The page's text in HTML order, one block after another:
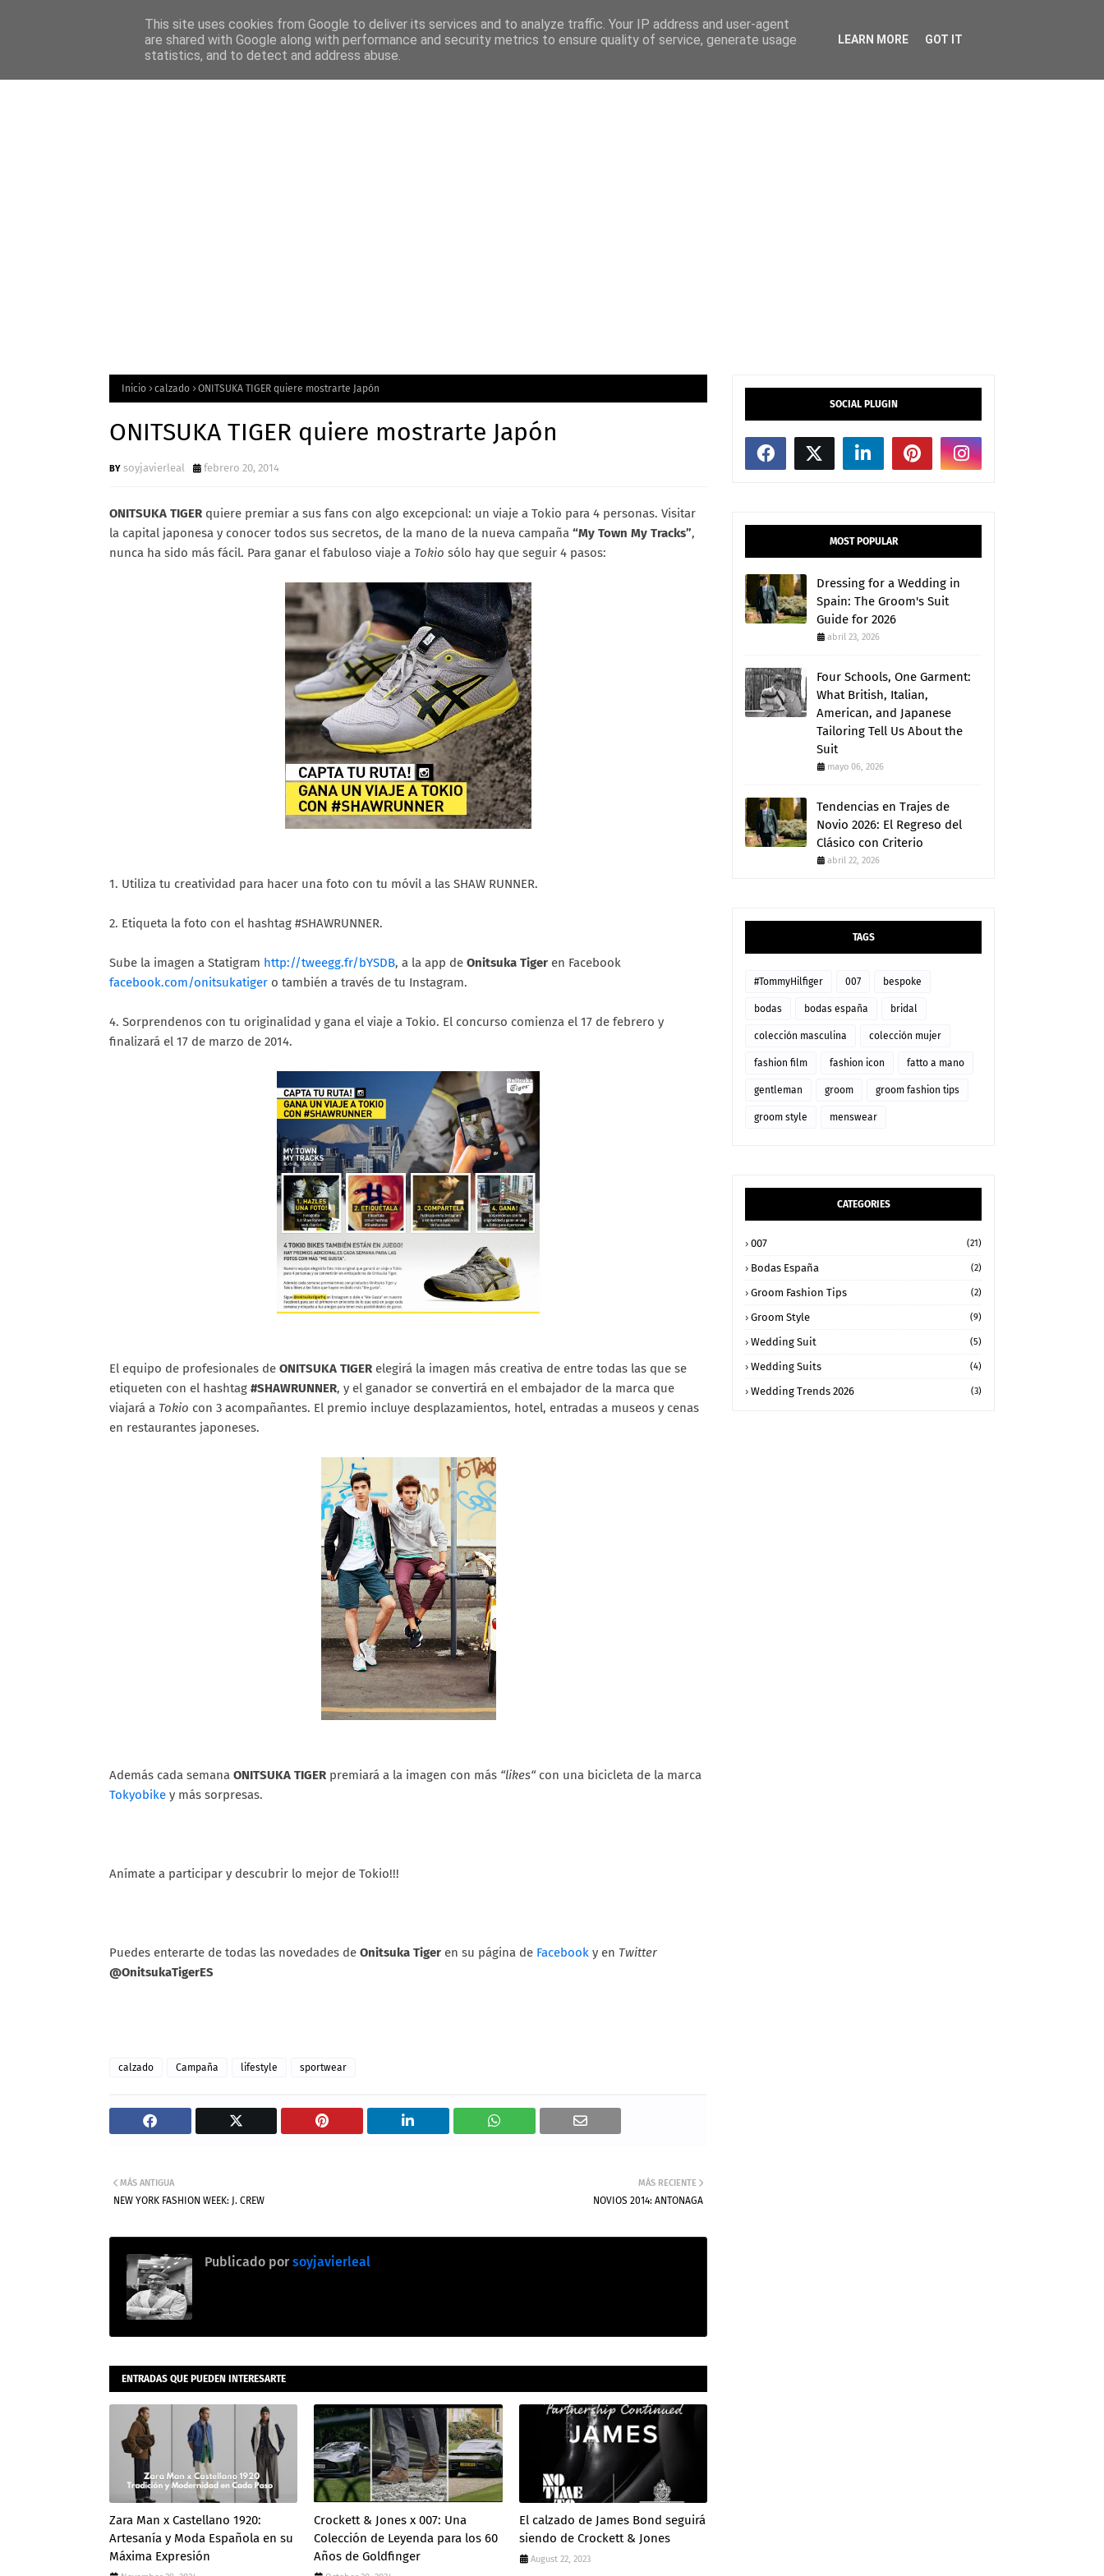
Home Features Menciones Mega Menu
Inicio calzado ONITSUKA TIGER quiere mostrarte Japón
ONITSUKA TIGER quiere mostrarte Japón
soyjavierleal febrero 20, 2014
ONITSUKA TIGER quiere premiar a sus fans con algo excepcional: un viaje a Tokio para 4 personas. Visitar
la capital japonesa y conocer todos sus secretos, de la mano de la nueva campaña “My Town My Tracks”,
nunca ha sido más fácil. Para ganar el fabuloso viaje a Tokio sólo hay que seguir 4 pasos:
1. Utiliza tu creatividad para hacer una foto con tu móvil a las SHAW RUNNER.
2. Etiqueta la foto con el hashtag #SHAWRUNNER.
Sube la imagen a Statigram http://tweegg.fr/bYSDB, a la app de Onitsuka Tiger en Facebook
facebook.com/onitsukatiger o también a través de tu Instagram.
4. Sorprendenos con tu originalidad y gana el viaje a Tokio. El concurso comienza el 17 de febrero y
finalizará el 17 de marzo de 2014.
El equipo de profesionales de ONITSUKA TIGER elegirá la imagen más creativa de entre todas las que se
etiqueten con el hashtag #SHAWRUNNER, y el ganador se convertirá en el embajador de la marca que
viajará a Tokio con 3 acompañantes. El premio incluye desplazamientos, hotel, entradas a museos y cenas
en restaurantes japoneses.
Además cada semana ONITSUKA TIGER premiará a la imagen con más “likes“con una bicicleta de la marca
Tokyobike y más sorpresas.
Anímate a participar y descubrir lo mejor de Tokio!!!
Puedes enterarte de todas las novedades de Onitsuka Tiger en su página de Facebook y en Twitter
@OnitsukaTigerES
calzado Campaña lifestyle sportwear
MÁS RECIENTE
NOVIOS 2014: ANTONAGA
MÁS ANTIGUA
NEW YORK FASHION WEEK: J. CREW
Publicado por soyjavierleal
ENTRADAS QUE PUEDEN INTERESARTE
Zara Man x Castellano 1920:
Artesanía y Moda Española en su
Máxima Expresión
Crockett & Jones x 007: Una
Colección de Leyenda para los 60
Años de Goldfinger
El calzado de James Bond seguirá
siendo de Crockett & Jones
August 22, 2023
SOCIAL PLUGIN
MOST POPULAR
Dressing for a Wedding in
Spain: The Groom's Suit
Guide for 2026
abril 23, 2026
Four Schools, One Garment:
What British, Italian,
American, and Japanese
Tailoring Tell Us About the
Suit
mayo 06, 2026
Tendencias en Trajes de
Novio 2026: El Regreso del
Clásico con Criterio
abril 22, 2026
TAGS
#TommyHilfiger 007 bespoke
bodas bodas españa bridal
colección masculina colección mujer
fashion film fashion icon fatto a mano
gentleman groom groom fashion tips
groom style menswear
CATEGORIES
007 (21)
Bodas España (2)
Groom Fashion Tips (2)
Groom Style (9)
Wedding Suit (5)
Wedding Suits (4)
Wedding Trends 2026 (3)
This site uses cookies from Google to deliver its services and to analyze traffic. Your IP address and user-agent
are shared with Google along with performance and security metrics to ensure quality of service, generate usage
statistics, and to detect and address abuse.
LEARN MORE GOT IT